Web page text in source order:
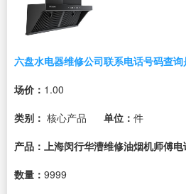
六盘水电器维修公司联系电话号码查
场价： 1.00
类别： 核心产品 单位： 件
产品：上海闵行华漕维修油烟机师傅
数量： 9999